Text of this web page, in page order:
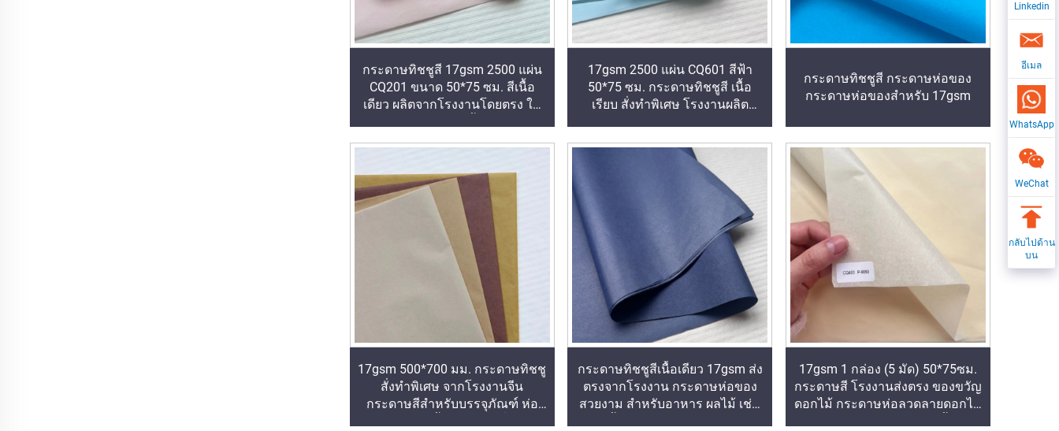
กระดาษทิชชูสี 17gsm 2500 แผ่น
CQ201 ขนาด 50*75 ซม. สีเนื้อ
เดียว ผลิตจากโรงงานโดยตรง ใช้
กระดาษห่อของ
17gsm 2500 แผ่น CQ601 สีฟ้า
50*75 ซม. กระดาษทิชชูสี เนื้อ
เรียบ สั่งทำพิเศษ โรงงานผลิต
เสื้อผ้า เสื้อยืด รองเท้า
กระดาษทิชชูสี กระดาษห่อของ
กระดาษห่อของสำหรับ 17gsm
17gsm 500*700 มม. กระดาษทิชชู
สั่งทำพิเศษ จากโรงงานจีน
กระดาษสีสำหรับบรรจุภัณฑ์ ห่อ
กระดาษทิชชูสีเนื้อเดียว 17gsm ส่ง
ตรงจากโรงงาน กระดาษห่อของ
สวยงาม สำหรับอาหาร ผลไม้ เช่น
17gsm 1 กล่อง (5 มัด) 50*75ซม.
กระดาษสี โรงงานส่งตรง ของขวัญ
ดอกไม้ กระดาษห่อลวดลายดอกไม้
Linkedin
อีเมล
WhatsApp
WeChat
กลับไปด้าน
บน